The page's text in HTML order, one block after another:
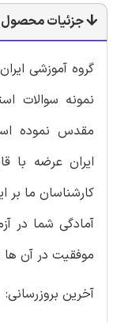
جزئیات محصول
گروه آموزشی
نمونه سوالات
مقدس نموده
ایران عرضه با
کارشناسان ما بر
آمادگی شما در
موفقیت در آن ها
آخرین بروزرسانی: